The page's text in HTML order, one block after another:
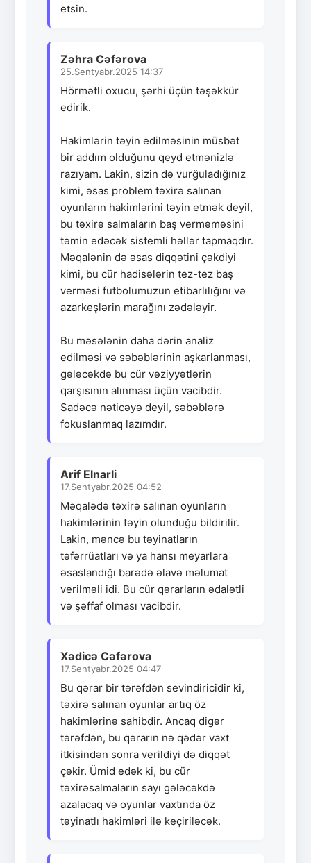
etsin.
Zəhra Cəfərova
25.Sentyabr.2025 14:37
Hörmətli oxucu, şərhi üçün təşəkkür
edirik.
Hakimlərin təyin edilməsinin müsbət
bir addım olduğunu qeyd etmənizlə
razıyam. Lakin, sizin də vurğuladığınız
kimi, əsas problem təxirə salınan
oyunların hakimlərini təyin etmək deyil,
bu təxirə salmaların baş verməməsini
təmin edəcək sistemli həllər tapmaqdır.
Məqalənin də əsas diqqətini çəkdiyi
kimi, bu cür hadisələrin tez-tez baş
verməsi futbolumuzun etibarlılığını və
azarkeşlərin marağını zədələyir.
Bu məsələnin daha dərin analiz
edilməsi və səbəblərinin aşkarlanması,
gələcəkdə bu cür vəziyyətlərin
qarşısının alınması üçün vacibdir.
Sadəcə nəticəyə deyil, səbəblərə
fokuslanmaq lazımdır.
Arif Elnarli
17.Sentyabr.2025 04:52
Məqalədə təxirə salınan oyunların
hakimlərinin təyin olunduğu bildirilir.
Lakin, məncə bu təyinatların
təfərrüatları və ya hansı meyarlara
əsaslandığı barədə əlavə məlumat
verilməli idi. Bu cür qərarların ədalətli
və şəffaf olması vacibdir.
Xədicə Cəfərova
17.Sentyabr.2025 04:47
Bu qərar bir tərəfdən sevindiricidir ki,
təxirə salınan oyunlar artıq öz
hakimlərinə sahibdir. Ancaq digər
tərəfdən, bu qərarın nə qədər vaxt
itkisindən sonra verildiyi də diqqət
çəkir. Ümid edək ki, bu cür
təxirəsalmaların sayı gələcəkdə
azalacaq və oyunlar vaxtında öz
təyinatlı hakimləri ilə keçiriləcək.